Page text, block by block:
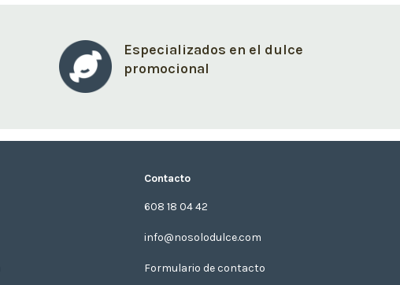
Especializados en el dulce
promocional
Contacto
608 18 04 42
info@nosolodulce.com
Formulario de contacto